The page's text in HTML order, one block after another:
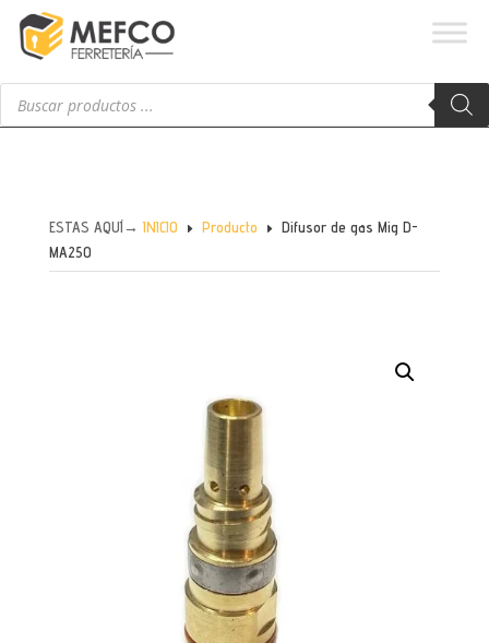
Búsqueda
productos
ESTAS AQUÍ→ INICIO E Producto E Difusor de gas Mig D-
MA250